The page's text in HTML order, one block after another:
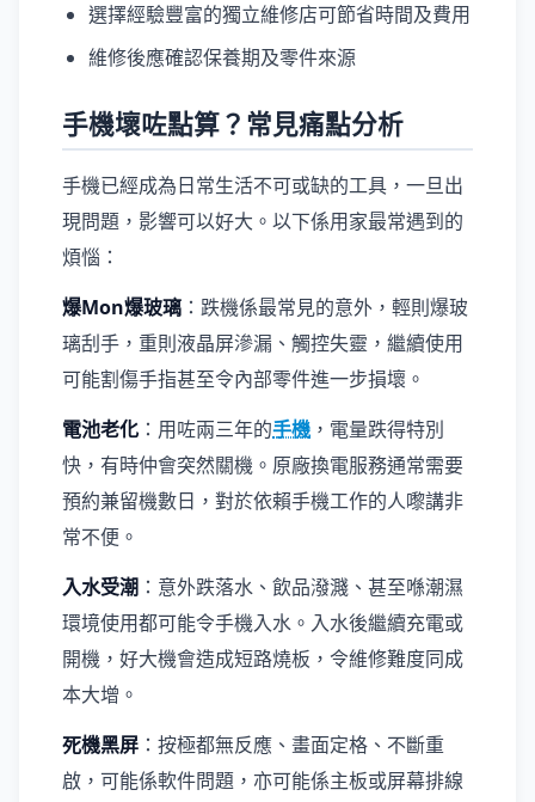
選擇經驗豐富的獨立維修店可節省時間及費用
維修後應確認保養期及零件來源
手機壞咗點算？常見痛點分析
手機已經成為日常生活不可或缺的工具，一旦出
現問題，影響可以好大。以下係用家最常遇到的
煩惱：
爆Mon爆玻璃 ：跌機係最常見的意外，輕則爆玻
璃刮手，重則液晶屏滲漏、觸控失靈，繼續使用
可能割傷手指甚至令內部零件進一步損壞。
電池老化 ：用咗兩三年的手機 ，電量跌得特別
快，有時仲會突然關機。原廠換電服務通常需要
預約兼留機數日，對於依賴手機工作的人嚟講非
常不便。
入水受潮 ：意外跌落水、飲品潑濺、甚至喺潮濕
環境使用都可能令手機入水。入水後繼續充電或
開機，好大機會造成短路燒板，令維修難度同成
本大增。
死機黑屏 ：按極都無反應、畫面定格、不斷重
啟，可能係軟件問題，亦可能係主板或屏幕排線